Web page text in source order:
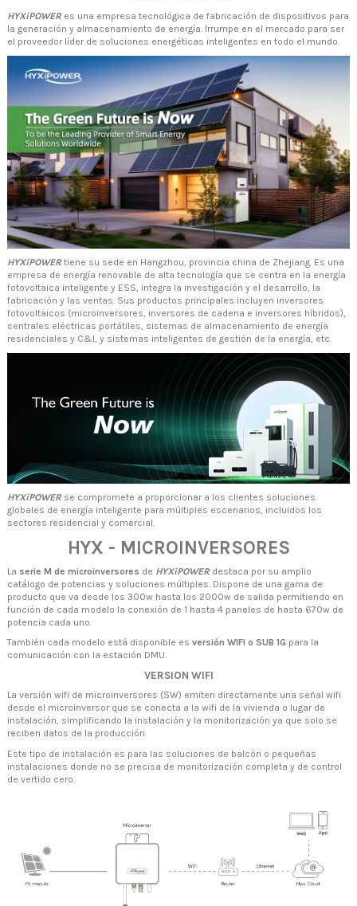
HYXiPOWERes una empresa tecnológica de fabricación de dispositivos para
la generación y almacenamiento de energía. Irrumpe en el mercado para ser
el proveedor líder de soluciones energéticas inteligentes en todo el mundo.
HYXiPOWERtiene su sede en Hangzhou, provincia china de Zhejiang. Es una
empresa de energía renovable de alta tecnología que se centra en la energía
fotovoltaica inteligente y ESS, integra la investigación y el desarrollo, la
fabricación y las ventas. Sus productos principales incluyen inversores
fotovoltaicos (microinversores, inversores de cadena e inversores híbridos),
centrales eléctricas portátiles, sistemas de almacenamiento de energía
residenciales y C&I, y sistemas inteligentes de gestión de la energía, etc.
HYXiPOWERse compromete a proporcionar a los clientes soluciones
globales de energía inteligente para múltiples escenarios, incluidos los
sectores residencial y comercial.
HYX - MICROINVERSORES
La serie M de microinversores de HYXiPOWER destaca por su amplio
catálogo de potencias y soluciones múltiples. Dispone de una gama de
producto que va desde los 300w hasta los 2000w de salida permitiendo en
función de cada modelo la conexión de 1 hasta 4 paneles de hasta 670w de
potencia cada uno.
También cada modelo está disponible es versión WIFI o SUB 1G para la
comunicación con la estación DMU.
VERSION WIFI
La versión wifi de microinversores (SW) emiten directamente una señal wifi
desde el microinversor que se conecta a la wifi de la vivienda o lugar de
instalación, simplificando la instalación y la monitorización ya que solo se
reciben datos de la producción.
Este tipo de instalación es para las soluciones de balcón o pequeñas
instalaciones donde no se precisa de monitorización completa y de control
de vertido cero.